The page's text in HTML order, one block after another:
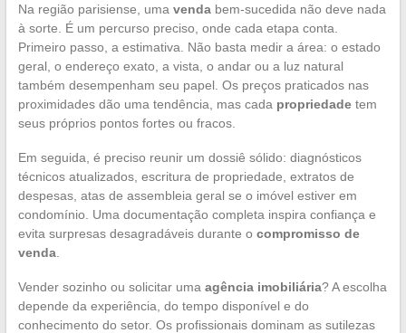
Na região parisiense, uma vendabem-sucedida não deve nada
à sorte. É um percurso preciso, onde cada etapa conta.
Primeiro passo, a estimativa. Não basta medir a área: o estado
geral, o endereço exato, a vista, o andar ou a luz natural
também desempenham seu papel. Os preços praticados nas
proximidades dão uma tendência, mas cada propriedadetem
seus próprios pontos fortes ou fracos.
Em seguida, é preciso reunir um dossiê sólido: diagnósticos
técnicos atualizados, escritura de propriedade, extratos de
despesas, atas de assembleia geral se o imóvel estiver em
condomínio. Uma documentação completa inspira confiança e
evita surpresas desagradáveis durante o compromisso de
venda.
Vender sozinho ou solicitar uma agência imobiliária? A escolha
depende da experiência, do tempo disponível e do
conhecimento do setor. Os profissionais dominam as sutilezas